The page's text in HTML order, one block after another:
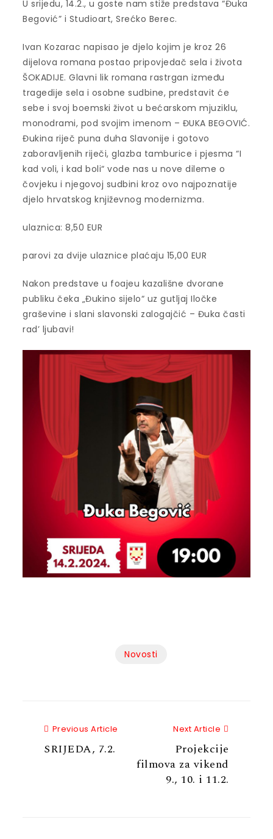
U srijedu, 14.2., u goste nam stiže predstava “Đuka
Begović” i Studioart, Srećko Berec.
Ivan Kozarac napisao je djelo kojim je kroz 26
dijelova romana postao pripovjedač sela i života
ŠOKADIJE. Glavni lik romana rastrgan između
tragedije sela i osobne sudbine, predstavit će
sebe i svoj boemski život u bećarskom mjuziklu,
monodrami, pod svojim imenom – ĐUKA BEGOVIĆ.
Đukina riječ puna duha Slavonije i gotovo
zaboravljenih riječi, glazba tamburice i pjesma “I
kad voli, i kad boli“ vode nas u nove dileme o
čovjeku i njegovoj sudbini kroz ovo najpoznatije
djelo hrvatskog književnog modernizma.
ulaznica: 8,50 EUR
parovi za dvije ulaznice plaćaju 15,00 EUR
Nakon predstave u foajeu kazališne dvorane
publiku čeka „Đukino sijelo“ uz gutljaj Iločke
graševine i slani slavonski zalogajčić – Đuka časti
rad’ ljubavi!
Novosti
Previous Article Previous Article
SRIJEDA, 7.2.
Next Article
Projekcije
filmova za vikend
9., 10. i 11.2.